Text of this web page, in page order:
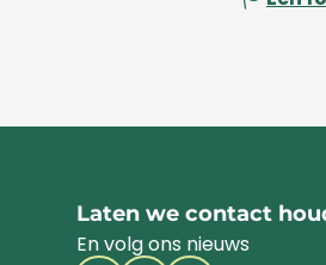
Laten we contact
En volg ons nieuws